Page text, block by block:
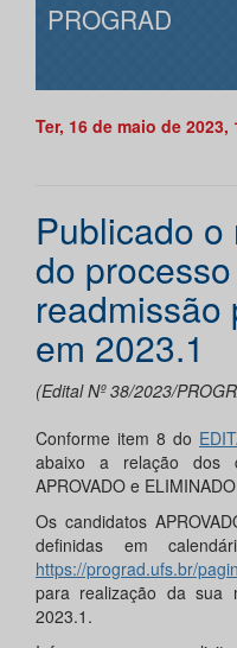
PROGRAD
Ter, 16 de maio de 2023,
Publicado
do
readmissão
em 2023.1
(Edital Nº 38/2023/
Conforme item 8 do
abaixo a relação dos
APROVADO e
Os candidatos
definidas em
https://prograd.ufs.br/
para realização da sua
2023.1.